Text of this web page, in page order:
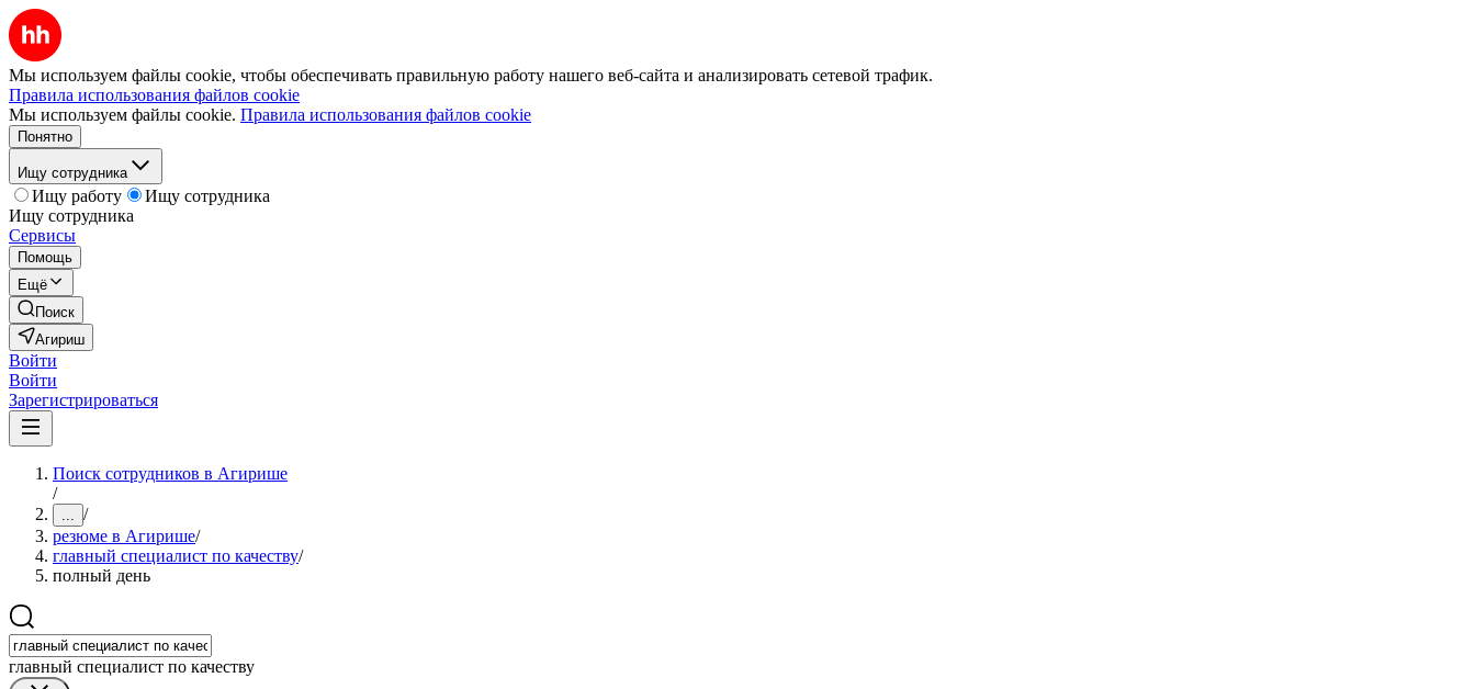
Мы используем файлы cookie, чтобы обеспечивать правильную работу нашего веб-сайта и анализировать сетевой трафик.
Правила использования файлов cookie
Мы используем файлы cookie. Правила использования файлов cookie
Понятно
Ищу сотрудника
Ищу работу
Ищу сотрудника
Ищу сотрудника
Сервисы
Помощь
Ещё
Поиск
Агириш
Войти
Войти
Зарегистрироваться
Поиск сотрудников в Агирише
/
... /
резюме в Агирише/
главный специалист по качеству/
полный день
главный специалист по качеству